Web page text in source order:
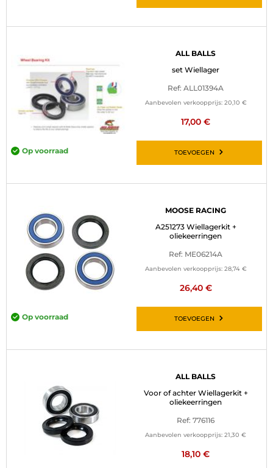
ALL BALLS
set Wiellager
Ref: ALL01394A
Aanbevolen verkoopprijs: 20,10 €
17,00 €
Op voorraad TOEVOEGEN
MOOSE RACING
A251273 Wiellagerkit +
oliekeerringen
Ref: ME06214A
Aanbevolen verkoopprijs: 28,74 €
26,40 €
Op voorraad TOEVOEGEN
ALL BALLS
Voor of achter Wiellagerkit +
oliekeerringen
Ref: 776116
Aanbevolen verkoopprijs: 21,30 €
18,10 €